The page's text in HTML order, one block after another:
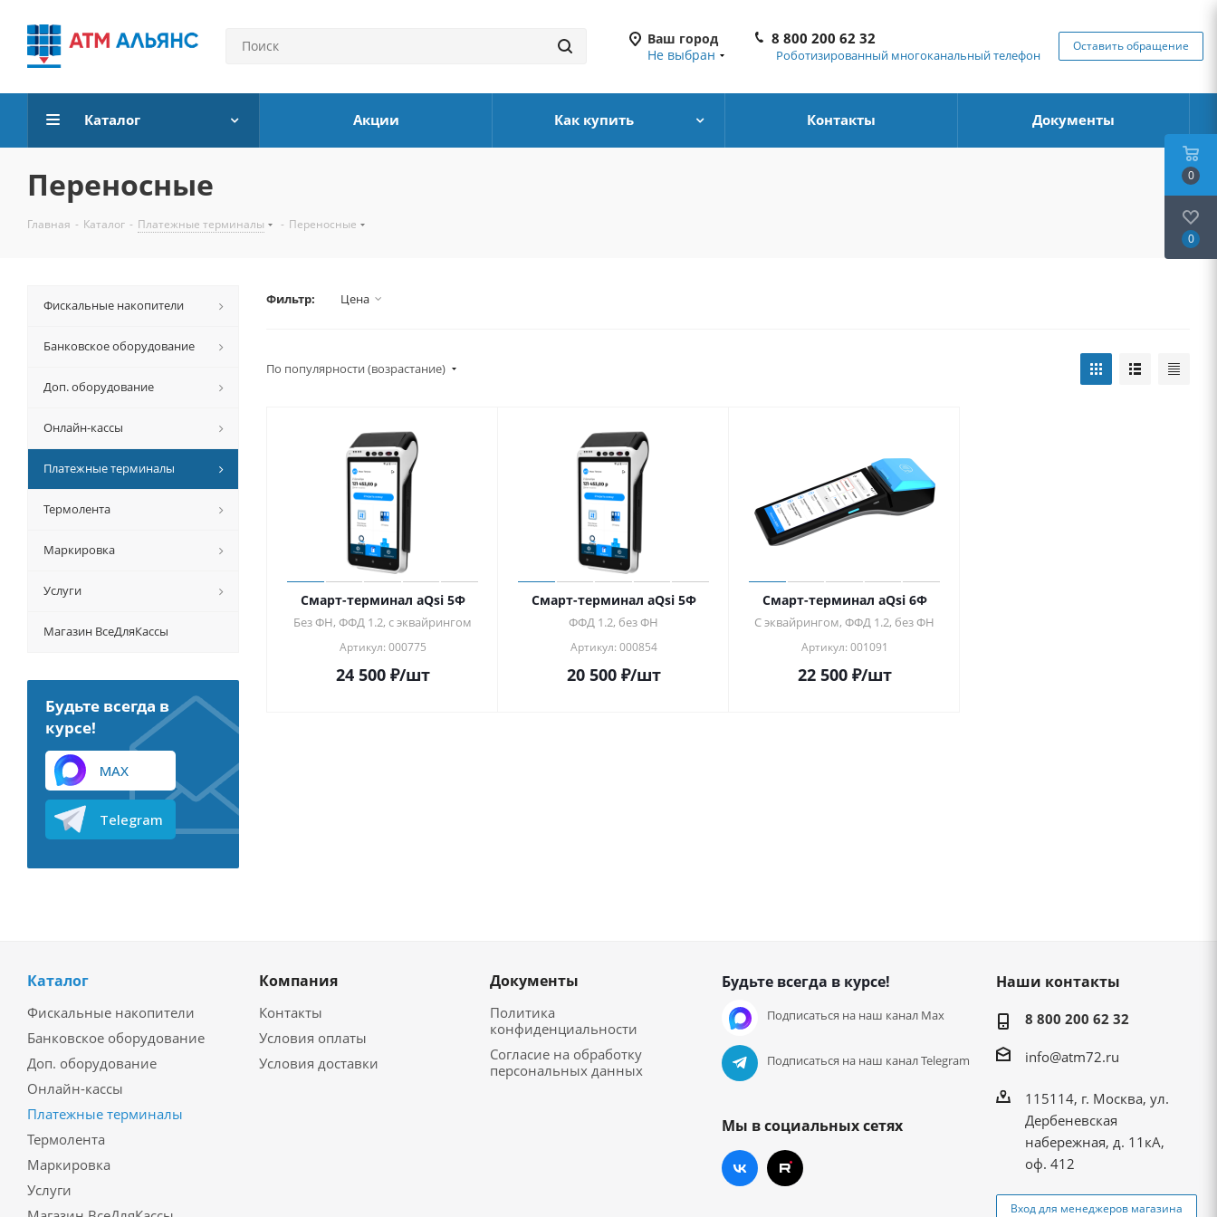
Ваш город
Не выбран
8 800 200 62 32
Роботизированный многоканальный телефон
Оставить обращение
Каталог Акции Как купить Контакты Документы
Переносные
Главная - Каталог - Платежные терминалы - Переносные
Фильтр: Цена
По популярности (возрастание)
Смарт-терминал aQsi 5Ф
Без ФН, ФФД 1.2, с эквайрингом
Артикул: 000775
24 500₽/шт
Смарт-терминал aQsi 5Ф
ФФД 1.2, без ФН
Артикул: 000854
20 500₽/шт
Смарт-терминал aQsi 6Ф
С эквайрингом, ФФД 1.2, без ФН
Артикул: 001091
22 500₽/шт
Фискальные накопители
Банковское оборудование
Доп. оборудование
Онлайн-кассы
Платежные терминалы
Термолента
Маркировка
Услуги
Магазин ВсеДляКассы
Будьте всегда в
курсе!
MAX
Telegram
Каталог
Фискальные накопители
Банковское оборудование
Доп. оборудование
Онлайн-кассы
Платежные терминалы
Термолента
Маркировка
Услуги
Компания
Контакты
Условия оплаты
Условия доставки
Документы
Политика
конфиденциальности
Согласие на обработку
персональных данных
Будьте всегда в курсе!
Подписаться на наш канал Max
Подписаться на наш канал Telegram
Мы в социальных сетях
Наши контакты
8 800 200 62 32
info@atm72.ru
115114, г. Москва, ул.
Дербеневская
набережная, д. 11кА,
оф. 412
Вход для менеджеров магазина
0
0